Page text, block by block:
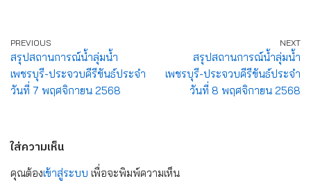
PREVIOUS
สรุปสถานการณ์น้ำลุ่มน้ำ
เพชรบุรี-ประจวบคีรีขันธ์ประจำ
วันที่ 7 พฤศจิกายน 2568
NEXT
สรุปสถานการณ์น้ำลุ่มน้ำ
เพชรบุรี-ประจวบคีรีขันธ์ประจำ
วันที่ 8 พฤศจิกายน 2568
ใส่ความเห็น
คุณต้องเข้าสู่ระบบ เพื่อจะพิมพ์ความเห็น